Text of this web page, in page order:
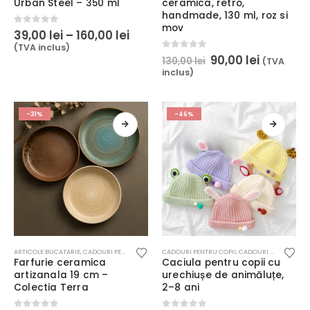
mai
multe
variații.
Opțiunile
în
pagina
produsului.
Urban Steel – 350 ml
0out of 5
39,00 lei – 160,00 leiInterval
prețuri:
39,00 lei
160,00 lei
(TVA inclus)
ceramica, retro,
handmade, 130 ml, roz si
mov
0out of 5
130,00lei Prețul
inițial
130,00 lei.
90,00 leiPrețul
curent
(TVA
inclus)
-31%
produs
are
mai
multe
ARTICOLE BUCATARIE,CADOURI PENTRU EA CADOURI PENTRU EL,CELE MAI DORITE ,HOME &
Farfurie ceramica
artizanala 19 cm –
Colectia Terra
-46%
produs
are
mai
multe
CADOURI PENTRU COPII,CADOURI PENTRU EA
Caciula pentru copii cu
urechiușe de animăluțe,
2–8 ani